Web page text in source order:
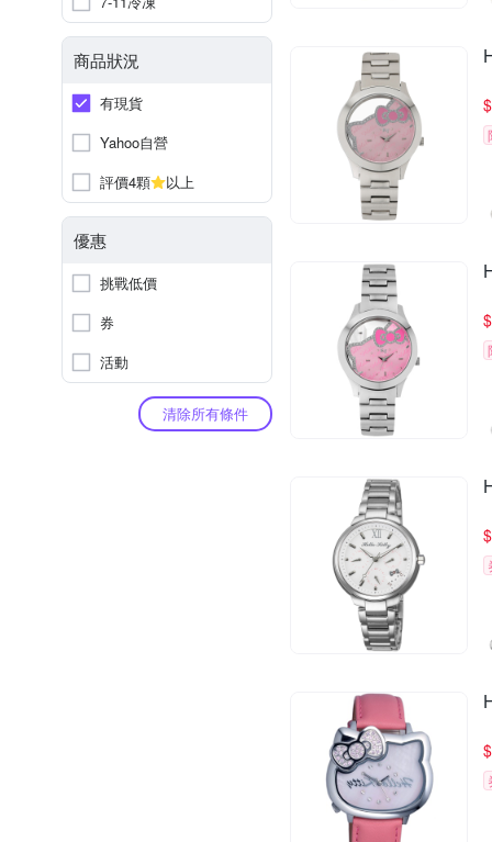
商品狀況
有現貨
Yahoo自營
評價4顆
以上
優惠
挑戰低價
券
活動
清除所有條件
$
$
$
$